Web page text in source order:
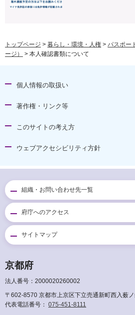
トップページ > 暮らし・環境・人権 > パスポー
ージ）
> 本人確認書類について
個人情報の取扱い
著作権・リンク等
このサイトの考え方
ウェブアクセシビリティ方針
組織・お問い合わせ先一覧
府庁へのアクセス
サイトマップ
京都府
法人番号：2000020260002
〒602-8570 京都市上京区下立売通新町西入薮
代表電話番号： 075-451-8111